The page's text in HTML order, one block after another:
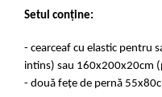
Setul conține:
- cearceaf cu elastic pentru
intins) sau 160x200x20cm
- două fețe de pernă